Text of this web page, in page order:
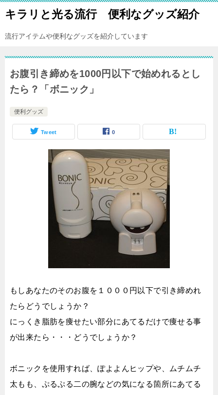
キラリと光る流行 便利なグッズ紹介
流行アイテムや便利なグッズを紹介しています
お腹引き締めを1000円以下で始めれるとし
たら？「ボニック」
便利グッズ
Tweet 0
もしあなたのそのお腹を１０００円以下で引き締めれ
たらどうでしょうか？
にっくき脂肪を痩せたい部分にあてるだけで痩せる事
が出来たら・・・どうでしょうか？
ボニックを使用すれば、ぽよよんヒップや、ムチムチ
太もも、ぷるぷる二の腕などの気になる箇所にあてる